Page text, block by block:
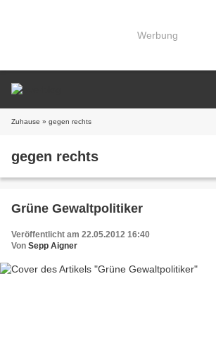
Werbung
Zuhause » gegen rechts
gegen rechts
Grüne Gewaltpolitiker
Veröffentlicht am 22.05.2012 16:40
Von Sepp Aigner